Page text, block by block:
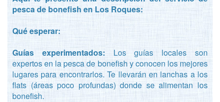
pesca de bonefish en Los Roques:
Qué esperar:
Guías experimentados:Los guías locales son
expertos en la pesca de bonefish y conocen los mejores
lugares para encontrarlos. Te llevarán en lanchas a los
flats (áreas poco profundas) donde se alimentan los
bonefish.